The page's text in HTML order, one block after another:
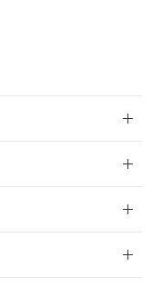
客様との取
ードするこ
有証明書
準）
有を証明す
ステル類４
の期間は出